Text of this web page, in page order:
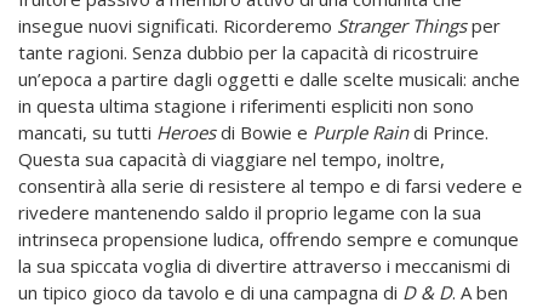
insegue nuovi significati. Ricorderemo Stranger Thingsper
tante ragioni. Senza dubbio per la capacità di ricostruire
un’epoca a partire dagli oggetti e dalle scelte musicali: anche
in questa ultima stagione i riferimenti espliciti non sono
mancati, su tutti Heroesdi Bowie e Purple Raindi Prince.
Questa sua capacità di viaggiare nel tempo, inoltre,
consentirà alla serie di resistere al tempo e di farsi vedere e
rivedere mantenendo saldo il proprio legame con la sua
intrinseca propensione ludica, offrendo sempre e comunque
la sua spiccata voglia di divertire attraverso i meccanismi di
un tipico gioco da tavolo e di una campagna di D & D. A ben